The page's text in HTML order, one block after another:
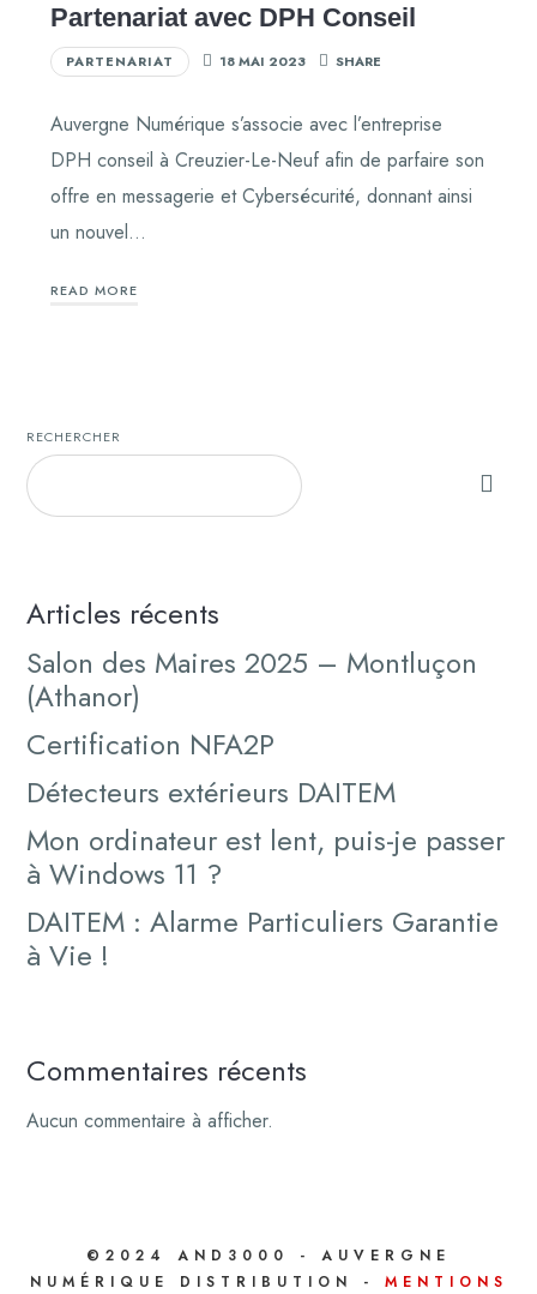
Partenariat avec DPH Conseil
PARTENARIAT 18 MAI 2023 SHARE
Auvergne Numérique s’associe avec l’entreprise
DPH conseil à Creuzier-Le-Neuf afin de parfaire son
offre en messagerie et Cybersécurité, donnant ainsi
un nouvel…
READ MORE
RECHERCHER
Articles récents
Salon des Maires 2025 – Montluçon
(Athanor)
Certification NFA2P
Détecteurs extérieurs DAITEM
Mon ordinateur est lent, puis-je passer
à Windows 11 ?
DAITEM : Alarme Particuliers Garantie
à Vie !
Commentaires récents
Aucun commentaire à afficher.
©2024 AND3000 - AUVERGNE
NUMÉRIQUE DISTRIBUTION - MENTIONS